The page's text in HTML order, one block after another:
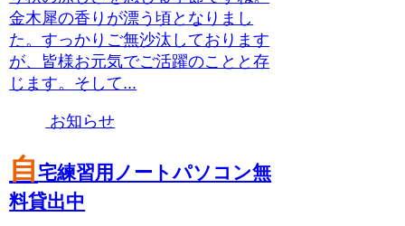
金木犀の香りが漂う頃となりまし
た。すっかりご無沙汰しております
が、皆様お元気でご活躍のことと存
じます。そして...
お知らせ
自宅練習用ノートパソコン無
料貸出中